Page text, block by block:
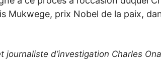
Mukwege, prix Nobel de la paix,
d’investigation Charles